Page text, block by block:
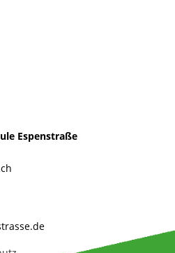
Espenstraße